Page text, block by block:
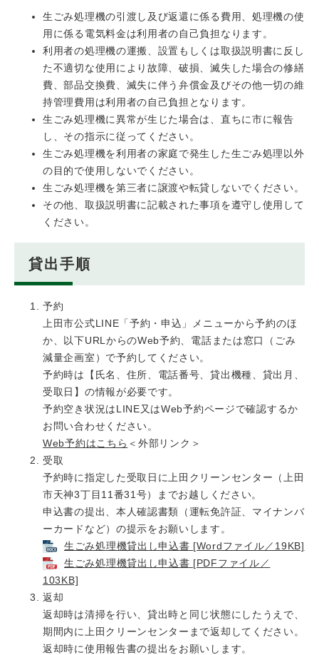
生ごみ処理機の引渡し及び返還に係る費用、処理機の使
用に係る電気料金は利用者の自己負担なります。
利用者の処理機の運搬、設置もしくは取扱説明書に反し
た不適切な使用により故障、破損、滅失した場合の修繕
費、部品交換費、滅失に伴う弁償金及びその他一切の維
持管理費用は利用者の自己負担となります。
生ごみ処理機に異常が生じた場合は、直ちに市に報告
し、その指示に従ってください。
生ごみ処理機を利用者の家庭で発生した生ごみ処理以外
の目的で使用しないでください。
生ごみ処理機を第三者に譲渡や転貸しないでください。
その他、取扱説明書に記載された事項を遵守し使用して
ください。
貸出手順
予約
上田市公式LINE「予約・申込」メニューから予約のほ
か、以下URLからのWeb予約、電話または窓口（ごみ
減量企画室）で予約してください。
予約時は【氏名、住所、電話番号、貸出機種、貸出月、
受取日】の情報が必要です。
予約空き状況はLINE又はWeb予約ページで確認するか
お問い合わせください。
Web予約はこちら ＜外部リンク＞
受取
予約時に指定した受取日に上田クリーンセンター（上田
市天神3丁目11番31号）までお越しください。
申込書の提出、本人確認書類（運転免許証、マイナンバ
ーカードなど）の提示をお願いします。
生ごみ処理機貸出し申込書 [Wordファイル／19KB]
生ごみ処理機貸出し申込書 [PDFファイル／
103KB]
返却
返却時は清掃を行い、貸出時と同じ状態にしたうえで、
期間内に上田クリーンセンターまで返却してください。
返却時に使用報告書の提出をお願いします。